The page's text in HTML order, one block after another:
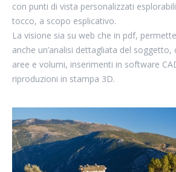
con punti di vista personalizzati
tocco, a scopo esplicativo.
La visione sia su web che in pdf,
anche un’analisi dettagliata del soggetto,
aree e volumi, inserimenti in software
riproduzioni in stampa 3D.